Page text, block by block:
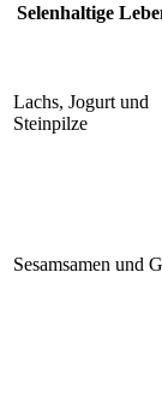
Selenhaltige
Lachs, Jogurt und
Steinpilze
Sesamsamen und